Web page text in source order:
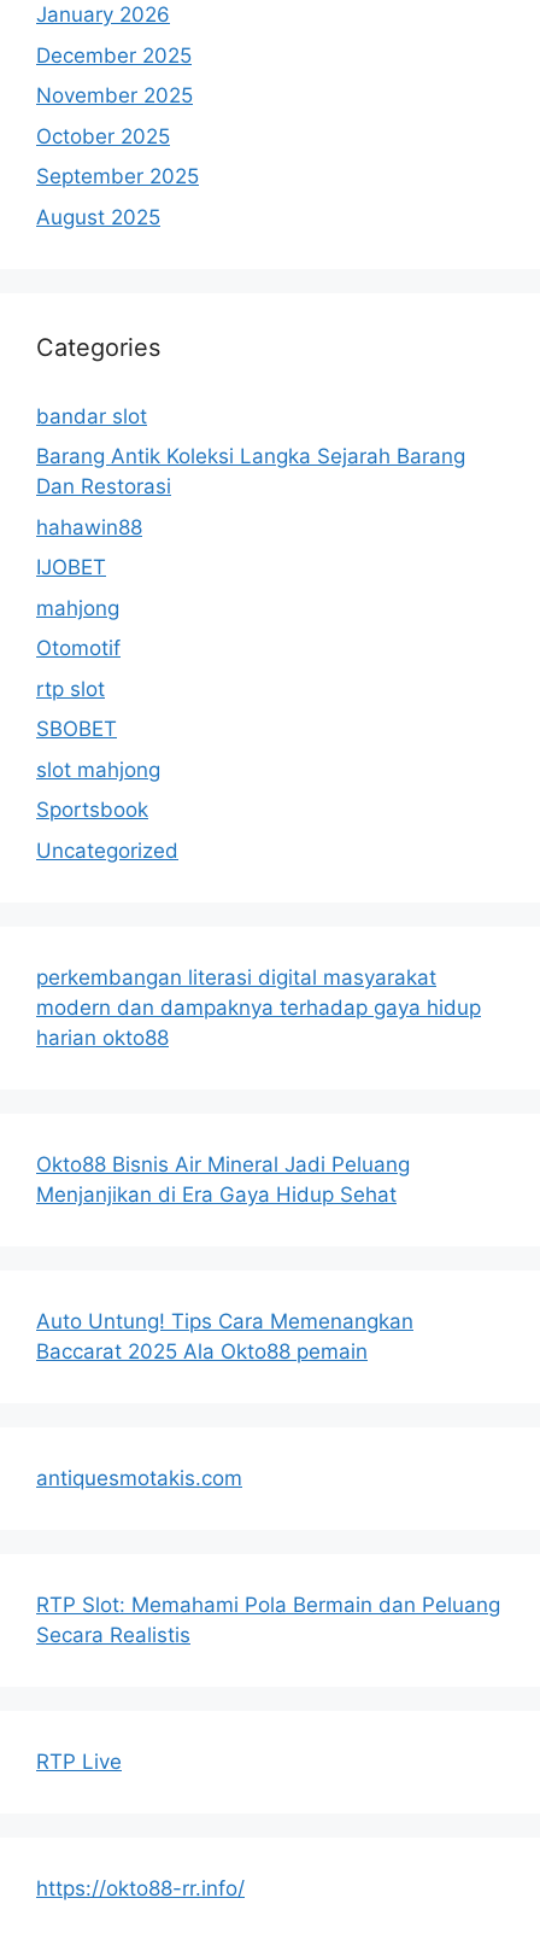
January 2026
December 2025
November 2025
October 2025
September 2025
August 2025
Categories
bandar slot
Barang Antik Koleksi Langka Sejarah Barang
Dan Restorasi
hahawin88
IJOBET
mahjong
Otomotif
rtp slot
SBOBET
slot mahjong
Sportsbook
Uncategorized
perkembangan literasi digital masyarakat
modern dan dampaknya terhadap gaya hidup
harian okto88
Okto88 Bisnis Air Mineral Jadi Peluang
Menjanjikan di Era Gaya Hidup Sehat
Auto Untung! Tips Cara Memenangkan
Baccarat 2025 Ala Okto88 pemain
antiquesmotakis.com
RTP Slot: Memahami Pola Bermain dan Peluang
Secara Realistis
RTP Live
https://okto88-rr.info/